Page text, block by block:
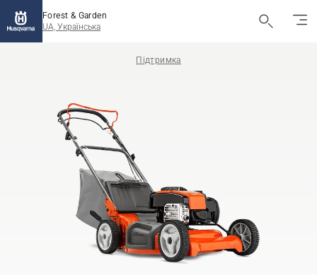
Forest & Garden
UA, Українська
Підтримка